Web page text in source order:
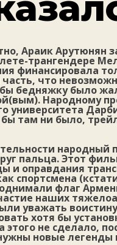
Араик Арутюнян
трангендере
финансировала
что
бедняжку было
Народному
университета
там ни было,
народный
пальца. Этот
и оправдания
спортсмена
флаг
наших
уважать
хотя бы
этого не сделало,
новые